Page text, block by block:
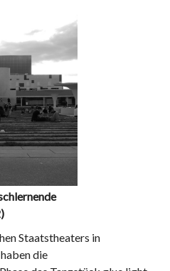
Staatstheaters in
die